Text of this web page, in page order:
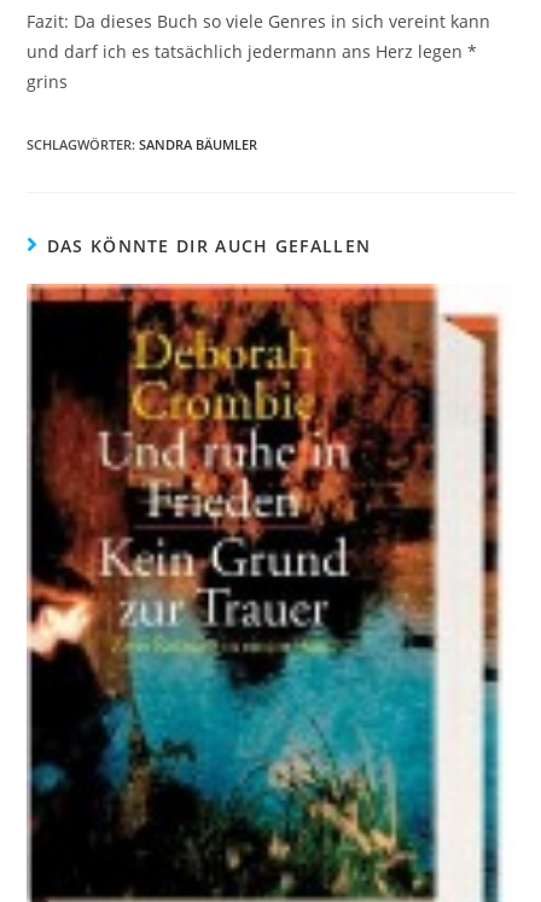
Fazit: Da dieses Buch so viele Genres in sich vereint kann
und darf ich es tatsächlich jedermann ans Herz legen *
grins
SCHLAGWÖRTER:SANDRA BÄUMLER
DAS KÖNNTE DIR AUCH GEFALLEN